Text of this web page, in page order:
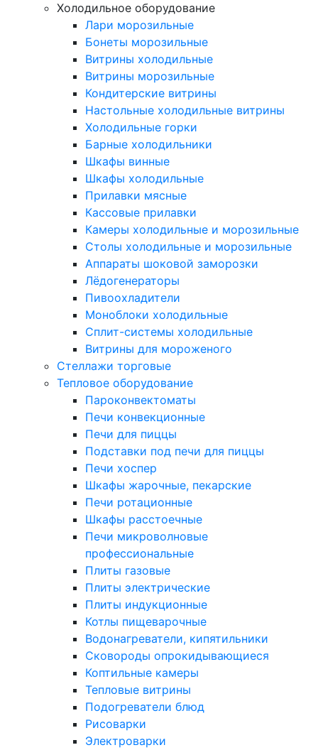
Холодильное оборудование
Лари морозильные
Бонеты морозильные
Витрины холодильные
Витрины морозильные
Кондитерские витрины
Настольные холодильные витрины
Холодильные горки
Барные холодильники
Шкафы винные
Шкафы холодильные
Прилавки мясные
Кассовые прилавки
Камеры холодильные и морозильные
Столы холодильные и морозильные
Аппараты шоковой заморозки
Лёдогенераторы
Пивоохладители
Моноблоки холодильные
Сплит-системы холодильные
Витрины для мороженого
Стеллажи торговые
Тепловое оборудование
Пароконвектоматы
Печи конвекционные
Печи для пиццы
Подставки под печи для пиццы
Печи хоспер
Шкафы жарочные, пекарские
Печи ротационные
Шкафы расстоечные
Печи микроволновые
профессиональные
Плиты газовые
Плиты электрические
Плиты индукционные
Котлы пищеварочные
Водонагреватели, кипятильники
Сковороды опрокидывающиеся
Коптильные камеры
Тепловые витрины
Подогреватели блюд
Рисоварки
Электроварки